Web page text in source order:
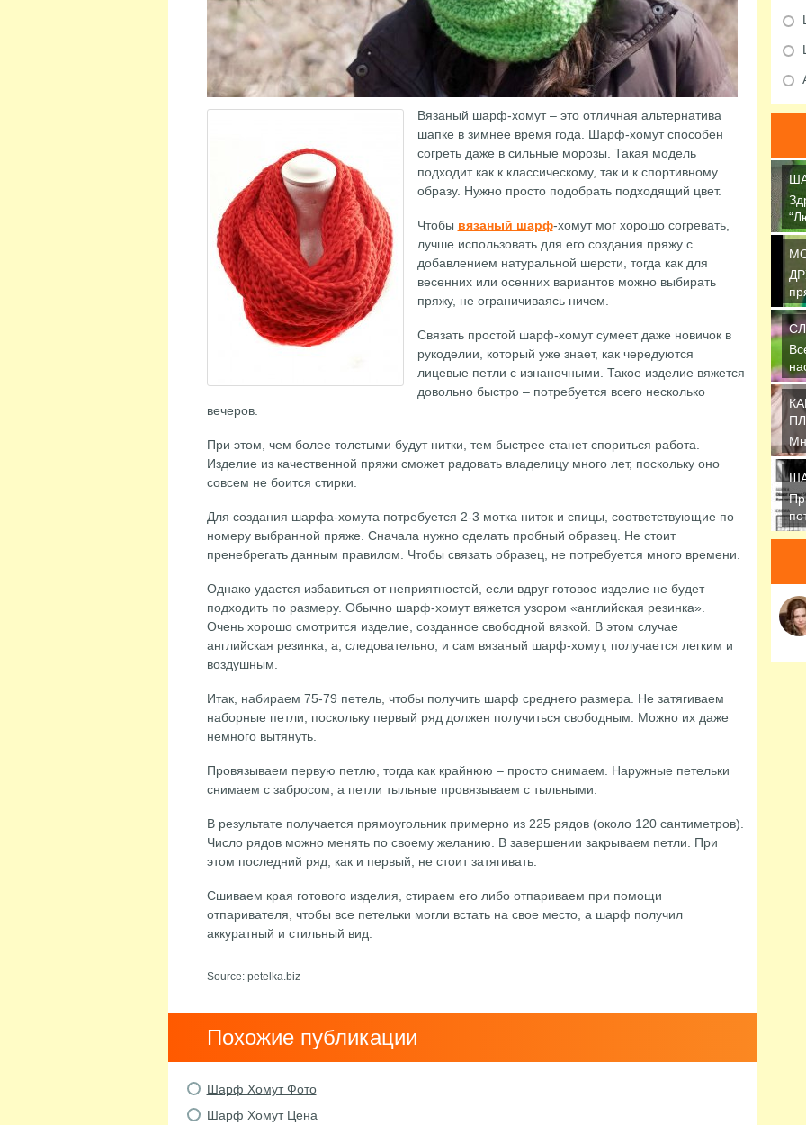
Вязаный шарф-хомут – это отличная альтернатива
шапке в зимнее время года. Шарф-хомут способен
согреть даже в сильные морозы. Такая модель
подходит как к классическому, так и к спортивному
образу. Нужно просто подобрать подходящий цвет.
Чтобы вязаный шарф-хомут мог хорошо согревать,
лучше использовать для его создания пряжу с
добавлением натуральной шерсти, тогда как для
весенних или осенних вариантов можно выбирать
пряжу, не ограничиваясь ничем.
Связать простой шарф-хомут сумеет даже новичок в
рукоделии, который уже знает, как чередуются
лицевые петли с изнаночными. Такое изделие вяжется
довольно быстро – потребуется всего несколько
вечеров.
При этом, чем более толстыми будут нитки, тем быстрее станет спориться работа.
Изделие из качественной пряжи сможет радовать владелицу много лет, поскольку оно
совсем не боится стирки.
Для создания шарфа-хомута потребуется 2-3 мотка ниток и спицы, соответствующие по
номеру выбранной пряже. Сначала нужно сделать пробный образец. Не стоит
пренебрегать данным правилом. Чтобы связать образец, не потребуется много времени.
Однако удастся избавиться от неприятностей, если вдруг готовое изделие не будет
подходить по размеру. Обычно шарф-хомут вяжется узором «английская резинка».
Очень хорошо смотрится изделие, созданное свободной вязкой. В этом случае
английская резинка, а, следовательно, и сам вязаный шарф-хомут, получается легким и
воздушным.
Итак, набираем 75-79 петель, чтобы получить шарф среднего размера. Не затягиваем
наборные петли, поскольку первый ряд должен получиться свободным. Можно их даже
немного вытянуть.
Провязываем первую петлю, тогда как крайнюю – просто снимаем. Наружные петельки
снимаем с забросом, а петли тыльные провязываем с тыльными.
В результате получается прямоугольник примерно из 225 рядов (около 120 сантиметров).
Число рядов можно менять по своему желанию. В завершении закрываем петли. При
этом последний ряд, как и первый, не стоит затягивать.
Сшиваем края готового изделия, стираем его либо отпариваем при помощи
отпаривателя, чтобы все петельки могли встать на свое место, а шарф получил
аккуратный и стильный вид.
Source: petelka.biz
Похожие публикации
Шарф Хомут Фото
Шарф Хомут Цена